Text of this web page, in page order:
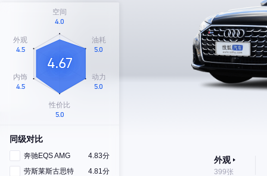
同级对比
奔驰EQS AMG
4.83分
劳斯莱斯古思特
4.81分
外观
399张